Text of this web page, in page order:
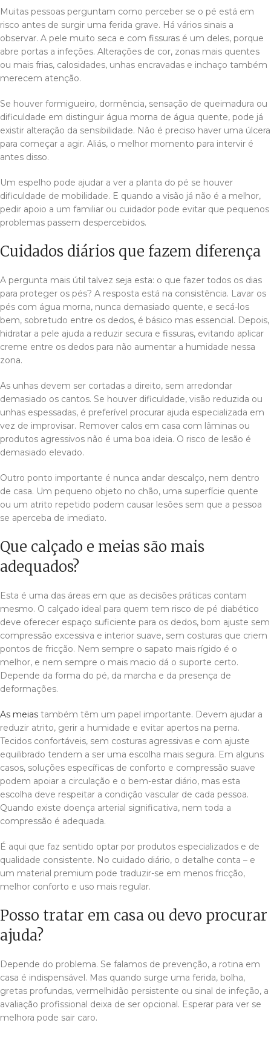
Muitas pessoas perguntam como perceber se o pé está em
risco antes de surgir uma ferida grave. Há vários sinais a
observar. A pele muito seca e com fissuras é um deles, porque
abre portas a infeções. Alterações de cor, zonas mais quentes
ou mais frias, calosidades, unhas encravadas e inchaço também
merecem atenção.
Se houver formigueiro, dormência, sensação de queimadura ou
dificuldade em distinguir água morna de água quente, pode já
existir alteração da sensibilidade. Não é preciso haver uma úlcera
para começar a agir. Aliás, o melhor momento para intervir é
antes disso.
Um espelho pode ajudar a ver a planta do pé se houver
dificuldade de mobilidade. E quando a visão já não é a melhor,
pedir apoio a um familiar ou cuidador pode evitar que pequenos
problemas passem despercebidos.
Cuidados diários que fazem diferença
A pergunta mais útil talvez seja esta: o que fazer todos os dias
para proteger os pés? A resposta está na consistência. Lavar os
pés com água morna, nunca demasiado quente, e secá-los
bem, sobretudo entre os dedos, é básico mas essencial. Depois,
hidratar a pele ajuda a reduzir secura e fissuras, evitando aplicar
creme entre os dedos para não aumentar a humidade nessa
zona.
As unhas devem ser cortadas a direito, sem arredondar
demasiado os cantos. Se houver dificuldade, visão reduzida ou
unhas espessadas, é preferível procurar ajuda especializada em
vez de improvisar. Remover calos em casa com lâminas ou
produtos agressivos não é uma boa ideia. O risco de lesão é
demasiado elevado.
Outro ponto importante é nunca andar descalço, nem dentro
de casa. Um pequeno objeto no chão, uma superfície quente
ou um atrito repetido podem causar lesões sem que a pessoa
se aperceba de imediato.
Que calçado e meias são mais
adequados?
Esta é uma das áreas em que as decisões práticas contam
mesmo. O calçado ideal para quem tem risco de pé diabético
deve oferecer espaço suficiente para os dedos, bom ajuste sem
compressão excessiva e interior suave, sem costuras que criem
pontos de fricção. Nem sempre o sapato mais rígido é o
melhor, e nem sempre o mais macio dá o suporte certo.
Depende da forma do pé, da marcha e da presença de
deformações.
As meias também têm um papel importante. Devem ajudar a
reduzir atrito, gerir a humidade e evitar apertos na perna.
Tecidos confortáveis, sem costuras agressivas e com ajuste
equilibrado tendem a ser uma escolha mais segura. Em alguns
casos, soluções específicas de conforto e compressão suave
podem apoiar a circulação e o bem-estar diário, mas esta
escolha deve respeitar a condição vascular de cada pessoa.
Quando existe doença arterial significativa, nem toda a
compressão é adequada.
É aqui que faz sentido optar por produtos especializados e de
qualidade consistente. No cuidado diário, o detalhe conta – e
um material premium pode traduzir-se em menos fricção,
melhor conforto e uso mais regular.
Posso tratar em casa ou devo procurar
ajuda?
Depende do problema. Se falamos de prevenção, a rotina em
casa é indispensável. Mas quando surge uma ferida, bolha,
gretas profundas, vermelhidão persistente ou sinal de infeção, a
avaliação profissional deixa de ser opcional. Esperar para ver se
melhora pode sair caro.